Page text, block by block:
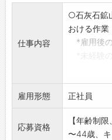
仕事内容
○石灰石鉱
おける作業
*雇用後
くださ
*仕事内容
は、面接時
説明い
雇用形態 正社員
応募資格
【年齢制
〜44歳、